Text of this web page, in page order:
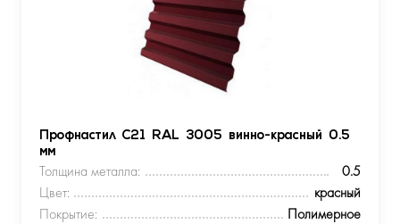
Профнастил С21 RAL 3005 винно-красный 0.5
мм
Толщина металла:
0.5
Цвет:
красный
Покрытие:
Полимерное